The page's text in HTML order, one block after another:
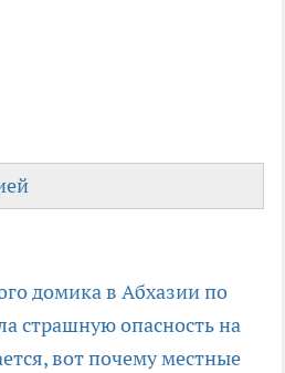
домика в Абхазии по
страшную опасность на
вот почему местные